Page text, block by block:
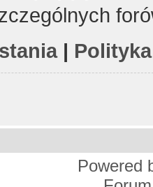
|
Powered